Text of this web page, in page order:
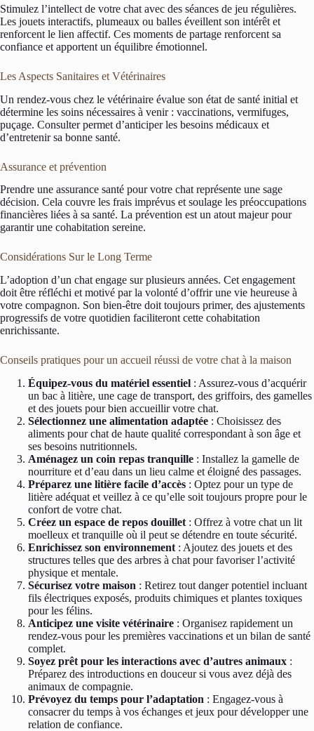
Stimulez l’intellect de votre chat avec des séances de jeu régulières.
Les jouets interactifs, plumeaux ou balles éveillent son intérêt et
renforcent le lien affectif. Ces moments de partage renforcent sa
confiance et apportent un équilibre émotionnel.
Les Aspects Sanitaires et Vétérinaires
Un rendez-vous chez le vétérinaire évalue son état de santé initial et
détermine les soins nécessaires à venir : vaccinations, vermifuges,
puçage. Consulter permet d’anticiper les besoins médicaux et
d’entretenir sa bonne santé.
Assurance et prévention
Prendre une assurance santé pour votre chat représente une sage
décision. Cela couvre les frais imprévus et soulage les préoccupations
financières liées à sa santé. La prévention est un atout majeur pour
garantir une cohabitation sereine.
Considérations Sur le Long Terme
L’adoption d’un chat engage sur plusieurs années. Cet engagement
doit être réfléchi et motivé par la volonté d’offrir une vie heureuse à
votre compagnon. Son bien-être doit toujours primer, des ajustements
progressifs de votre quotidien faciliteront cette cohabitation
enrichissante.
Conseils pratiques pour un accueil réussi de votre chat à la maison
Équipez-vous du matériel essentiel : Assurez-vous d’acquérir
un bac à litière, une cage de transport, des griffoirs, des gamelles
et des jouets pour bien accueillir votre chat.
Sélectionnez une alimentation adaptée : Choisissez des
aliments pour chat de haute qualité correspondant à son âge et
ses besoins nutritionnels.
Aménagez un coin repas tranquille : Installez la gamelle de
nourriture et d’eau dans un lieu calme et éloigné des passages.
Préparez une litière facile d’accès : Optez pour un type de
litière adéquat et veillez à ce qu’elle soit toujours propre pour le
confort de votre chat.
Créez un espace de repos douillet : Offrez à votre chat un lit
moelleux et tranquille où il peut se détendre en toute sécurité.
Enrichissez son environnement : Ajoutez des jouets et des
structures telles que des arbres à chat pour favoriser l’activité
physique et mentale.
Sécurisez votre maison : Retirez tout danger potentiel incluant
fils électriques exposés, produits chimiques et plantes toxiques
pour les félins.
Anticipez une visite vétérinaire : Organisez rapidement un
rendez-vous pour les premières vaccinations et un bilan de santé
complet.
Soyez prêt pour les interactions avec d’autres animaux :
Préparez des introductions en douceur si vous avez déjà des
animaux de compagnie.
Prévoyez du temps pour l’adaptation : Engagez-vous à
consacrer du temps à vos échanges et jeux pour développer une
relation de confiance.